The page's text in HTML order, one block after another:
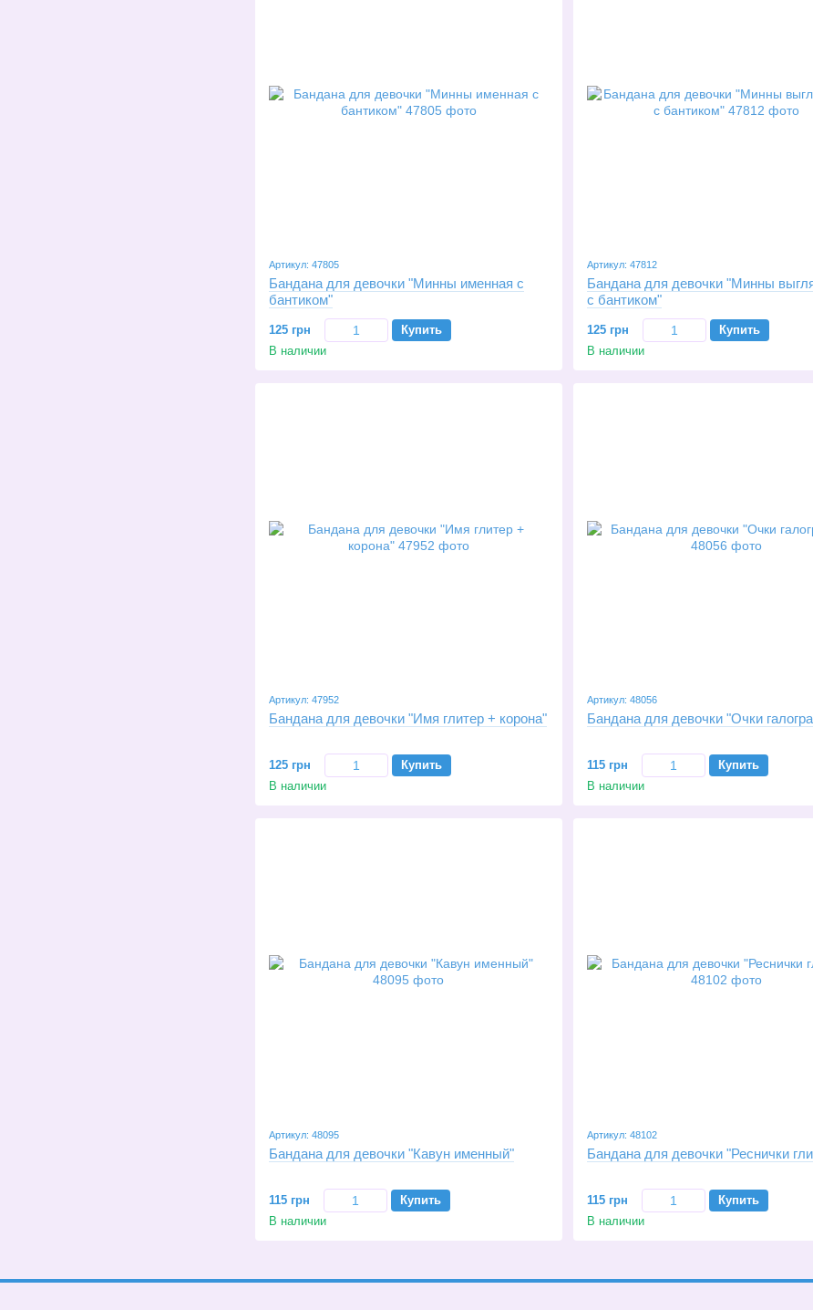
Артикул: 47805
Бандана для девочки "Минны именная с
бантиком"
125 грн
Купить
В наличии
Артикул: 47812
Бандана для девочки "Минны
с бантиком"
125 грн
Купить
В наличии
Артикул: 47952
Бандана для девочки "Имя глитер + корона"
125 грн
Купить
В наличии
Артикул: 48056
Бандана для девочки "Очки
115 грн
Купить
В наличии
Артикул: 48095
Бандана для девочки "Кавун именный"
115 грн
Купить
В наличии
Артикул: 48102
Бандана для девочки "Реснички
115 грн
Купить
В наличии